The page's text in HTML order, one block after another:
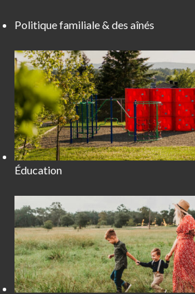
Politique familiale & des aînés
Éducation